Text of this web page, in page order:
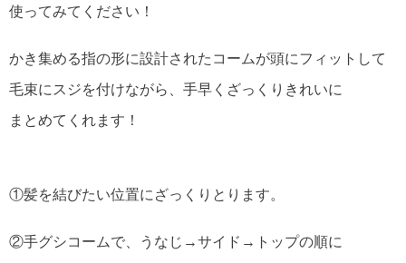
使ってみてください！
かき集める指の形に設計されたコームが頭にフィットして
毛束にスジを付けながら、手早くざっくりきれいに
まとめてくれます！
①髪を結びたい位置にざっくりとります。
②手グシコームで、うなじ→サイド→トップの順に